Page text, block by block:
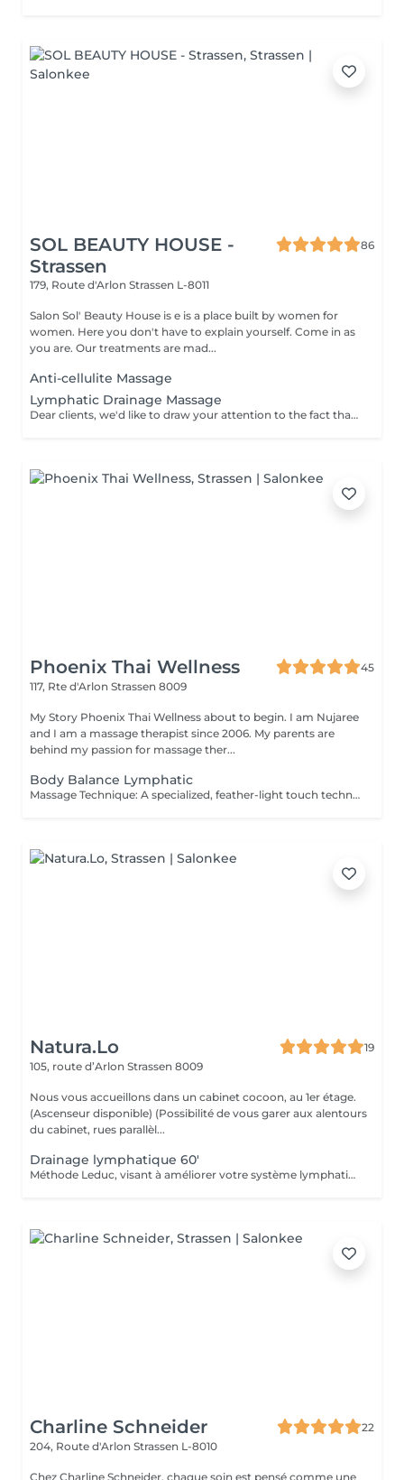
SOL BEAUTY HOUSE -
Strassen
86
179, Route d'Arlon Strassen L-8011
Salon Sol' Beauty House is e is a place built by women for
women. Here you don't have to explain yourself. Come in as
you are. Our treatments are mad...
Anti-cellulite Massage
Lymphatic Drainage Massage
Dear clients, we'd like to draw your attention to the fact that the actual massage time is indicated in parentheses next to the name of the massage. The duration list on the website includes time for room and client preparation. We strive to provide you with the highest quality and comfort. Thankyou for your understanding.
Phoenix Thai Wellness
45
117, Rte d'Arlon Strassen 8009
My Story Phoenix Thai Wellness about to begin. I am Nujaree
and I am a massage therapist since 2006. My parents are
behind my passion for massage ther...
Body Balance Lymphatic
Massage Technique: A specialized, feather-light touch technique that uses gentle, rhythmic strokes to promote a deep sense of lightness and physical relaxation. This gentle body wellness experience is designed to soothe the senses, support natural bodily harmony, and leave you feeling deeply refreshed and revitalized. It is the perfect choice for those seeking a quiet moment of physical renewal and skin-nourishing relaxation.
Natura.Lo
19
105, route d’Arlon Strassen 8009
Nous vous accueillons dans un cabinet cocoon, au 1er étage.
(Ascenseur disponible) (Possibilité de vous garer aux alentours
du cabinet, rues parallèl...
Drainage lymphatique 60'
Méthode Leduc, visant à améliorer votre système lymphatique. Afin d'améliorer votre système circulatoire, relaxant, détoxifiant, stimule votre système immunitaire, agit contre la rétention d'eau (oedèmes, bras et jambes). Type de massage doux (Si vous avez eu un examen Doppler, demandez conseil à votre médecin avant ce type de massage) Chèque cadeau disponible (Montant de votre choix, celui-ci est à indiquer lors de votre demande)
Charline Schneider
22
204, Route d'Arlon Strassen L-8010
Chez Charline Schneider, chaque soin est pensé comme une